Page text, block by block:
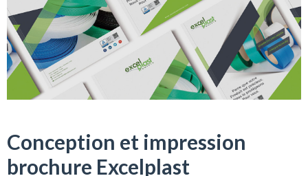
Conception et impression
brochure Excelplast